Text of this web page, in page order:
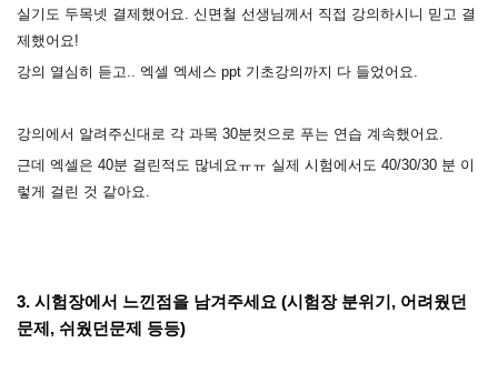
실기도 두목넷 결제했어요. 신면철 선생님께서 직접 강의하시니 믿고 결
제했어요!
강의 열심히 듣고.. 엑셀 엑세스 ppt 기초강의까지 다 들었어요.
강의에서 알려주신대로 각 과목 30분컷으로 푸는 연습 계속했어요.
근데 엑셀은 40분 걸린적도 많네요ㅠㅠ 실제 시험에서도 40/30/30 분 이
렇게 걸린 것 같아요.
3. 시험장에서 느낀점을 남겨주세요 (시험장 분위기, 어려웠던
문제, 쉬웠던문제 등등)